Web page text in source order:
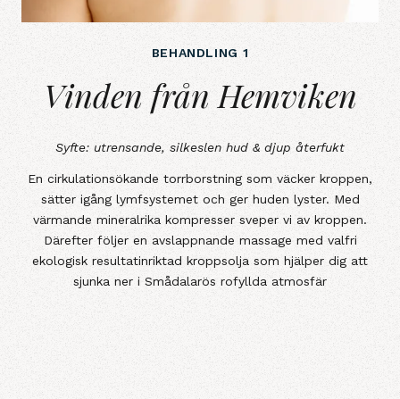
BEHANDLING 1
Vinden från Hemviken
Vinden från Hemviken
Syfte: utrensande, silkeslen hud & djup återfukt
En cirkulationsökande torrborstning som väcker kroppen,
sätter igång lymfsystemet och ger huden lyster. Med
värmande mineralrika kompresser sveper vi av kroppen.
Därefter följer en avslappnande massage med valfri
ekologisk resultatinriktad kroppsolja som hjälper dig att
sjunka ner i Smådalarös rofyllda atmosfär